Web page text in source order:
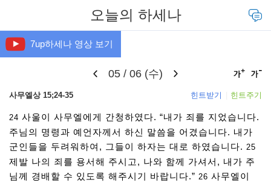
오늘의 하세나
7up하세나 영상 보기
05 / 06 (수)
본문
사무엘상 15;24-35 힌트받기 힌트주기
24 사울이 사무엘에게 간청하였다. “내가 죄를 지었습니다.
주님의 명령과 예언자께서 하신 말씀을 어겼습니다. 내가
군인들을 두려워하여, 그들이 하자는 대로 하였습니다. 25
제발 나의 죄를 용서해 주시고, 나와 함께 가셔서, 내가 주
님께 경배할 수 있도록 해주시기 바랍니다.” 26 사무엘이